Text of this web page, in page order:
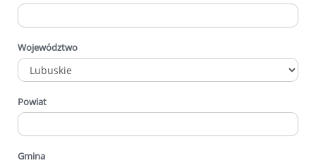
Województwo
Powiat
Gmina